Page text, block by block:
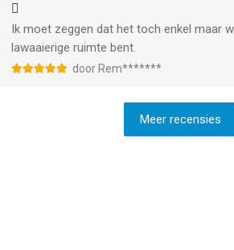

Ik moet zeggen dat het toch enkel maar
lawaaierige ruimte bent.
door Rem*******
Meer recensies